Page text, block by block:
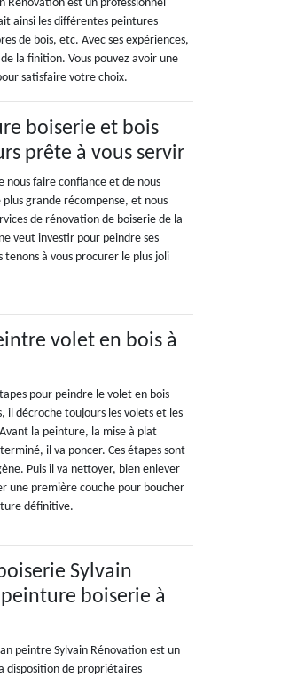
Rénovation est un professionnel
ainsi les différentes peintures
de bois, etc. Avec ses expériences,
la finition. Vous pouvez avoir une
satisfaire votre choix.
boiserie et bois
prête à vous servir
nous faire confiance et de nous
grande récompense, et nous
de rénovation de boiserie de la
veut investir pour peindre ses
à vous procurer le plus joli
volet en bois à
pour peindre le volet en bois
il décroche toujours les volets et les
la peinture, la mise à plat
il va poncer. Ces étapes sont
Puis il va nettoyer, bien enlever
une première couche pour boucher
définitive.
Sylvain
boiserie à
peintre Sylvain Rénovation est un
disposition de propriétaires